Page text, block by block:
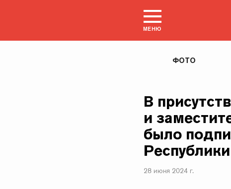
МЕНЮ
ФОТО
В
и
было
28 июня 2024 г.